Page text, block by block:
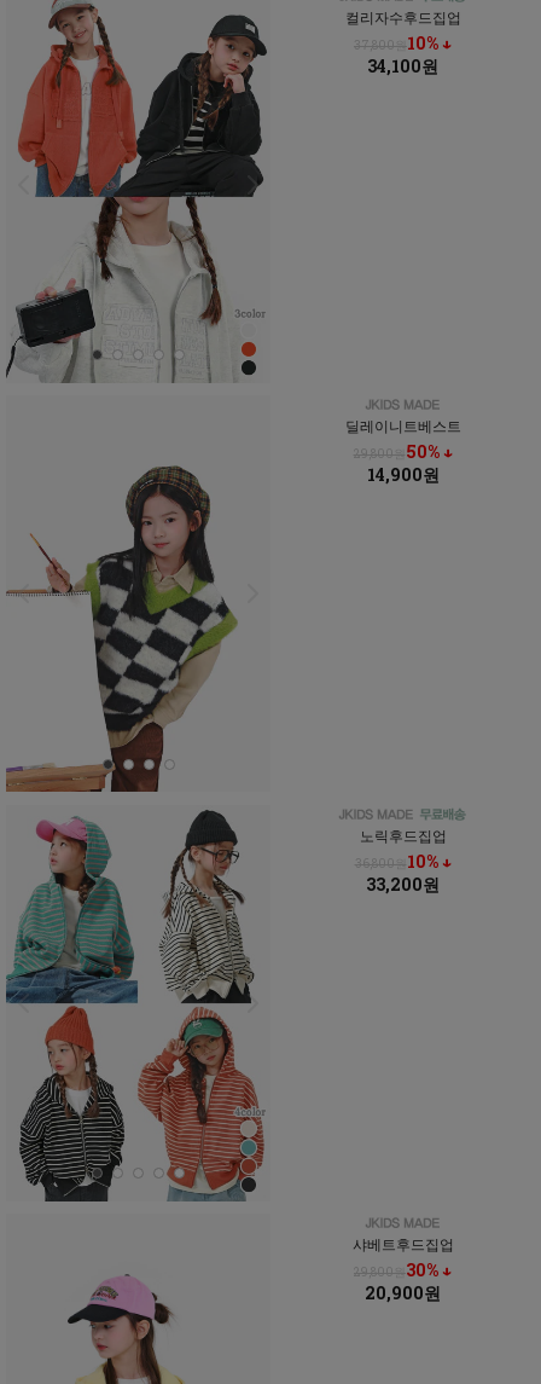
컬리자수후드집업
37,800원10% ↓
34,100원
딜레이니트베스트
29,800원 50% ↓
14,900원
노릭후드집업
36,800원10% ↓
33,200원
샤베트후드집업
29,800원30% ↓
20,900원